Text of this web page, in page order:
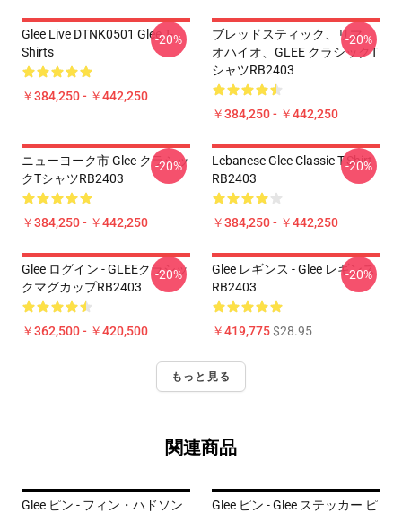
Glee Live DTNK0501 Glee T-
Shirts
￥384,250 - ￥442,250
-20%
ブレッドスティック、リマ、
オハイオ、GLEE クラシックT
シャツRB2403
￥384,250 - ￥442,250
-20%
ニューヨーク市 Glee クラシッ
クTシャツRB2403
￥384,250 - ￥442,250
-20%
Lebanese Glee Classic T-Shirt
RB2403
￥384,250 - ￥442,250
-20%
Glee ログイン - GLEEクラシッ
クマグカップRB2403
￥362,500 - ￥420,500
-20%
Glee レギンス - Glee レギンス
RB2403
￥419,775$28.95
-20%
もっと見る
関連商品
Glee ピン - フィン・ハドソン
Glee ピン - Glee ステッカー ピ